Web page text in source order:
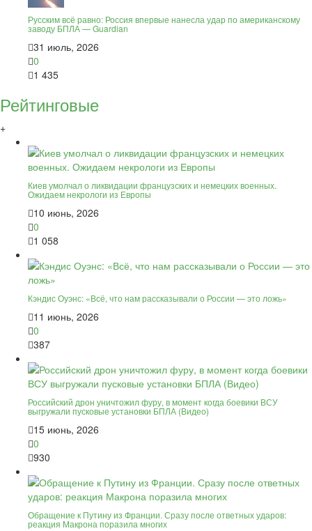
Русским всё равно: Россия впервые нанесла удар по американскому
заводу БПЛА — Guardian
31 июль, 2026
0
1 435
Рейтинговые
+
Киев умолчал о ликвидации французских и немецких военных.
Ожидаем некрологи из Европы
10 июнь, 2026
0
1 058
Кэндис Оуэнс: «Всё, что нам рассказывали о России — это ложь»
11 июнь, 2026
0
387
Российский дрон уничтожил фуру, в момент когда боевики ВСУ
выгружали пусковые установки БПЛА (Видео)
15 июнь, 2026
0
930
Обращение к Путину из Франции. Сразу после ответных ударов:
реакция Макрона поразила многих